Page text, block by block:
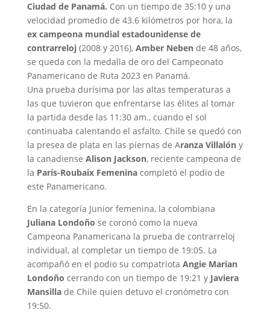
Ciudad de Panamá. Con un tiempo de 35:10 y una
velocidad promedio de 43.6 kilómetros por hora, la
ex campeona mundial estadounidense de
contrarreloj(2008 y 2016), Amber Nebende 48 años,
se queda con la medalla de oro del Campeonato
Panamericano de Ruta 2023 en Panamá.
Una prueba durísima por las altas temperaturas a
las que tuvieron que enfrentarse las élites al tomar
la partida desde las 11:30 am., cuando el sol
continuaba calentando el asfalto. Chile se quedó con
la presea de plata en las piernas de Aranza Villalóny
la canadiense Alison Jackson, reciente campeona de
la París-Roubaix Femenina completó el podio de
este Panamericano.
En la categoría Junior femenina, la colombiana
Juliana Londoño se coronó como la nueva
Campeona Panamericana la prueba de contrarreloj
individual, al completar un tiempo de 19:05. La
acompañó en el podio su compatriota Angie Marian
Londoño cerrando con un tiempo de 19:21 y Javiera
Mansilla de Chile quien detuvo el cronómetro con
19:50.